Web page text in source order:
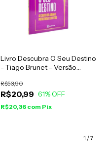
Livro Descubra O Seu Destino
- Tiago Brunet - Versão
R$20,99
R$53,90
61% OFF
R$20,36 com Pix
1 /7